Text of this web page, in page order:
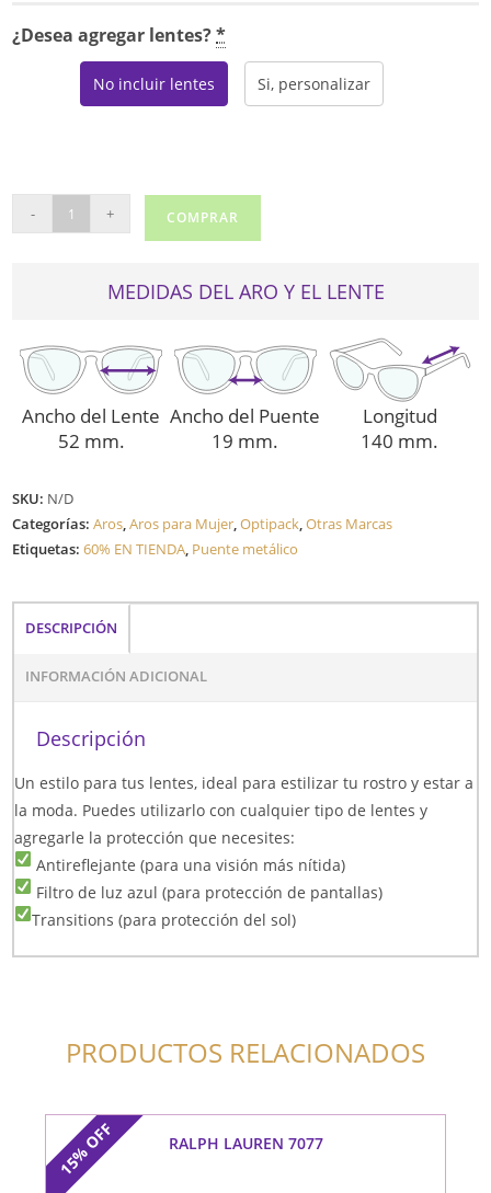
¿Desea agregar lentes?*
No incluir lentes Si, personalizar
MYSTIQUE
5053
- + COMPRAR
MEDIDAS DEL ARO Y EL LENTE
Ancho del Lente
52 mm.
Ancho del Puente
19 mm.
Longitud
140 mm.
SKU: N/D
Categorías:Aros,Aros para Mujer,Optipack,Otras Marcas
Etiquetas:60% EN TIENDA, Puente metálico
DESCRIPCIÓN
INFORMACIÓN ADICIONAL
Descripción
Un estilo para tus lentes, ideal para estilizar tu rostro y estar a
la moda. Puedes utilizarlo con cualquier tipo de lentes y
agregarle la protección que necesites:
Antireflejante (para una visión más nítida)
Filtro de luz azul (para protección de pantallas)
Transitions (para protección del sol)
PRODUCTOS RELACIONADOS
15%
OFF RALPH LAUREN 7077